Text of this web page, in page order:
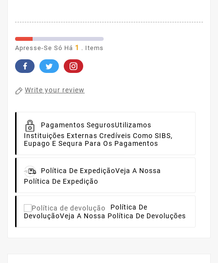
Apresse-Se Só Há 1 . Items
Write your review
Pagamentos SegurosUtilizamos
Instituições Externas Credíveis Como SIBS,
Eupago E Sequra Para Os Pagamentos
Política De ExpediçãoVeja A Nossa
Política De Expedição
Política De
DevoluçãoVeja A Nossa Política De Devoluções